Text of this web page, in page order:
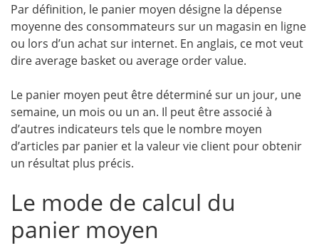
Par définition, le panier moyen désigne la dépense
moyenne des consommateurs sur un magasin en ligne
ou lors d’un achat sur internet. En anglais, ce mot veut
dire average basket ou average order value.
Le panier moyen peut être déterminé sur un jour, une
semaine, un mois ou un an. Il peut être associé à
d’autres indicateurs tels que le nombre moyen
d’articles par panier et la valeur vie client pour obtenir
un résultat plus précis.
Le mode de calcul du
panier moyen